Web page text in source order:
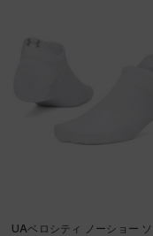
UAベロシティ ノーショー